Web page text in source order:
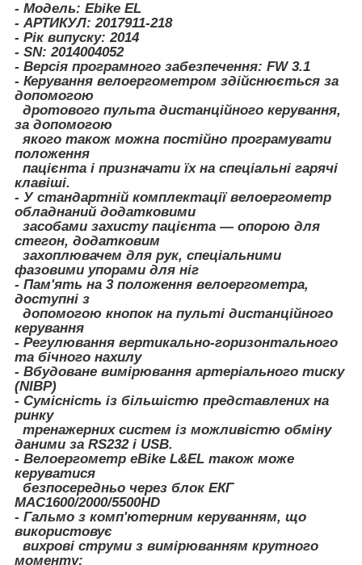
- Модель: Ebike EL
- АРТИКУЛ: 2017911-218
- Рік випуску: 2014
- SN: 2014004052
- Версія програмного забезпечення: FW 3.1
- Керування велоергометром здійснюється за
допомогою
дротового пульта дистанційного керування,
за допомогою
якого також можна постійно програмувати
положення
пацієнта і призначати їх на спеціальні гарячі
клавіші.
- У стандартній комплектації велоергометр
обладнаний додатковими
засобами захисту пацієнта — опорою для
стегон, додатковим
захоплювачем для рук, спеціальними
фазовими упорами для ніг
- Пам'ять на 3 положення велоергометра,
доступні з
допомогою кнопок на пульті дистанційного
керування
- Регулювання вертикально-горизонтального
та бічного нахилу
- Вбудоване вимірювання артеріального тиску
(NIBP)
- Сумісність із більшістю представлених на
ринку
тренажерних систем із можливістю обміну
даними за RS232 і USB.
- Велоергометр eBike L&EL також може
керуватися
безпосередньо через блок ЕКГ
MAC1600/2000/5500HD
- Гальмо з комп'ютерним керуванням, що
використовує
вихрові струми з вимірюванням крутного
моменту;